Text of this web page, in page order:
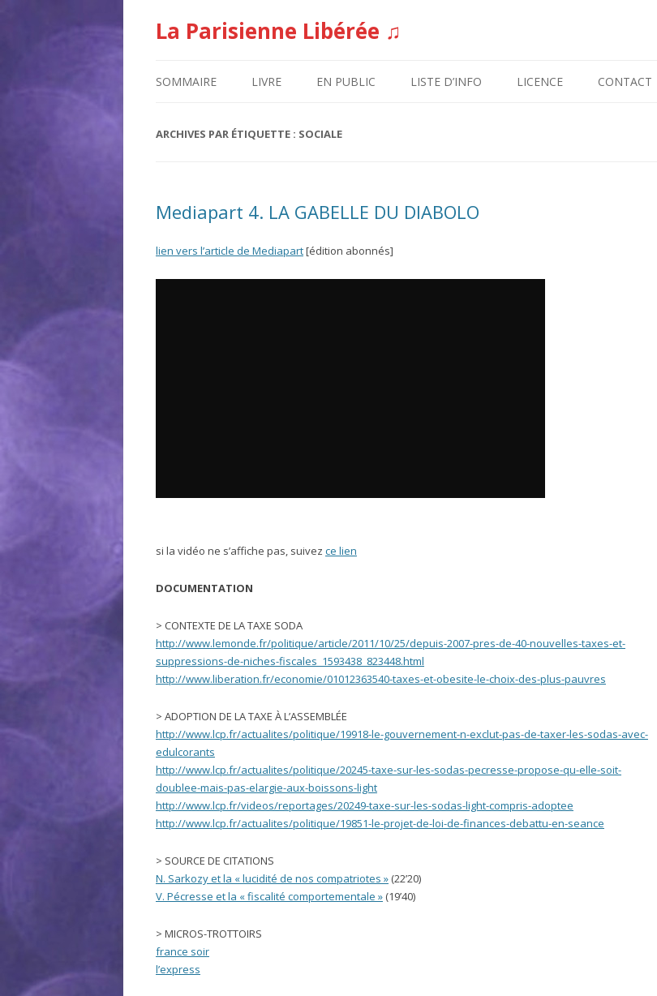
La Parisienne Libérée ♫
SOMMAIRE LIVRE EN PUBLIC LISTE D’INFO LICENCE CONTACT
ARCHIVES PAR ÉTIQUETTE : SOCIALE
Mediapart 4. LA GABELLE DU DIABOLO
lien vers l’article de Mediapart[édition abonnés]
si la vidéo ne s’affiche pas, suivez ce lien
DOCUMENTATION
> CONTEXTE DE LA TAXE SODA
http://www.lemonde.fr/politique/article/2011/10/25/depuis-2007-pres-de-40-nouvelles-taxes-et-
suppressions-de-niches-fiscales_1593438_823448.html
http://www.liberation.fr/economie/01012363540-taxes-et-obesite-le-choix-des-plus-pauvres
> ADOPTION DE LA TAXE À L’ASSEMBLÉE
http://www.lcp.fr/actualites/politique/19918-le-gouvernement-n-exclut-pas-de-taxer-les-sodas-avec-
edulcorants
http://www.lcp.fr/actualites/politique/20245-taxe-sur-les-sodas-pecresse-propose-qu-elle-soit-
doublee-mais-pas-elargie-aux-boissons-light
http://www.lcp.fr/videos/reportages/20249-taxe-sur-les-sodas-light-compris-adoptee
http://www.lcp.fr/actualites/politique/19851-le-projet-de-loi-de-finances-debattu-en-seance
> SOURCE DE CITATIONS
N. Sarkozy et la « lucidité de nos compatriotes » (22’20)
V. Pécresse et la « fiscalité comportementale » (19’40)
> MICROS-TROTTOIRS
france soir
l’express